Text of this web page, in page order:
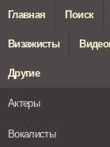
Главная Поиск
Визажисты
Другие
Актеры
Вокалисты